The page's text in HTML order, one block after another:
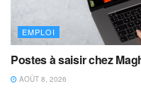
EMPLOI
Postes à saisir chez
AOÛT 8, 2026